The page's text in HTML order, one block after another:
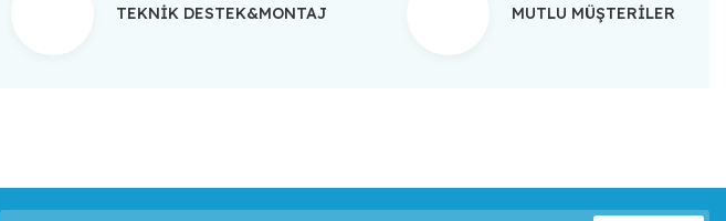
TEKNİK DESTEK&MONTAJ MUTLU MÜŞTERİLER